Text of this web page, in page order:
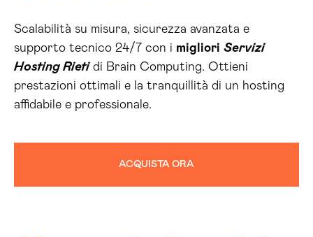
Scalabilità su misura, sicurezza avanzata e
supporto tecnico 24/7 con i migliori Servizi
Hosting Rietidi Brain Computing. Ottieni
prestazioni ottimali e la tranquillità di un hosting
affidabile e professionale.
ACQUISTA ORA